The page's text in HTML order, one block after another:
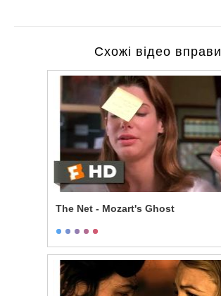
Схожі відео вправи
The Net - Mozart's Ghost